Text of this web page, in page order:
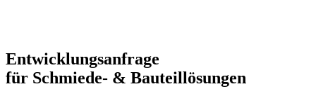
Entwicklungsanfrage
für Schmiede- & Bauteillösungen